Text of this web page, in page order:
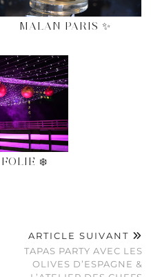
MALAN PARIS ✨
FOLIE ❄️
ARTICLE SUIVANT
TAPAS PARTY AVEC LES
OLIVES D’ESPAGNE &